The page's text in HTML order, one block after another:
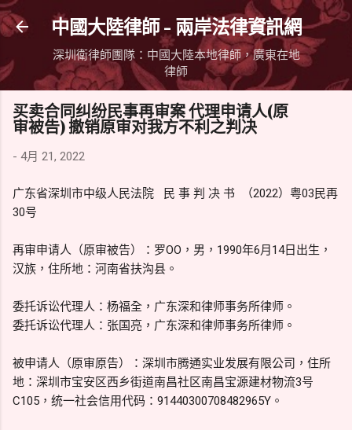
跳到主要內容
中國大陸律師 - 兩岸法律資訊網
深圳衛律師團隊：中國大陸本地律師，廣東在地
律師
买卖合同纠纷民事再审案 代理申请人(原
审被告) 撤销原审对我方不利之判决
- 4月 21, 2022
广东省深圳市中级人民法院 民 事 判 决 书 （2022）粤03民再
30号
再审申请人（原审被告）：罗OO，男，1990年6月14日出生，
汉族，住所地：河南省扶沟县。
委托诉讼代理人：杨福全，广东深和律师事务所律师。
委托诉讼代理人：张国亮，广东深和律师事务所律师。
被申请人（原审原告）：深圳市腾通实业发展有限公司，住所
地：深圳市宝安区西乡街道南昌社区南昌宝源建材物流3号
C105，统一社会信用代码：91440300708482965Y。